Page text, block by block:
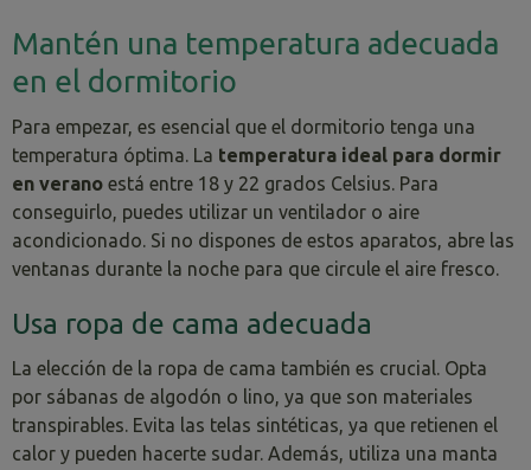
Mantén una temperatura adecuada
en el dormitorio
Para empezar, es esencial que el dormitorio tenga una
temperatura óptima. La temperatura ideal para dormir
en verano está entre 18 y 22 grados Celsius. Para
conseguirlo, puedes utilizar un ventilador o aire
acondicionado. Si no dispones de estos aparatos, abre las
ventanas durante la noche para que circule el aire fresco.
Usa ropa de cama adecuada
La elección de la ropa de cama también es crucial. Opta
por sábanas de algodón o lino, ya que son materiales
transpirables. Evita las telas sintéticas, ya que retienen el
calor y pueden hacerte sudar. Además, utiliza una manta